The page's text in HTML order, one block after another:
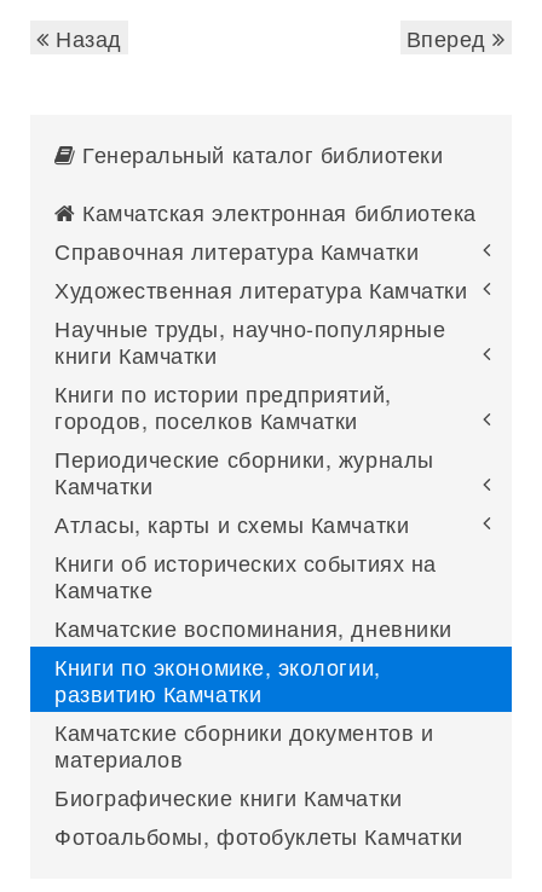
Назад
Вперед
Генеральный каталог библиотеки
Камчатская электронная библиотека
Справочная литература Камчатки
Художественная литература Камчатки
Научные труды, научно-популярные
книги Камчатки
Книги по истории предприятий,
городов, поселков Камчатки
Периодические сборники, журналы
Камчатки
Атласы, карты и схемы Камчатки
Книги об исторических событиях на
Камчатке
Камчатские воспоминания, дневники
Книги по экономике, экологии,
развитию Камчатки
Камчатские сборники документов и
материалов
Биографические книги Камчатки
Фотоальбомы, фотобуклеты Камчатки